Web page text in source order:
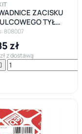

ZACISKU
TYŁ
PEUGEOT
808007
zł
z dostawą